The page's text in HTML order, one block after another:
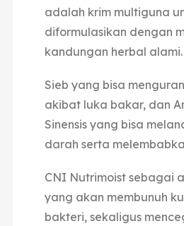
adalah krim multiguna
diformulasikan dengan
kandungan herbal alami.
Sieb yang bisa
akibat luka bakar, dan
Sinensis yang bisa
darah serta
CNI Nutrimoist sebagai
yang akan membunuh
bakteri, sekaligus